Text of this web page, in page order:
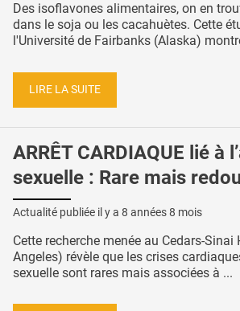
Des isoflavones alimentaires, on en
dans le soja ou les cacahuètes. Cette
l'Université de Fairbanks (Alaska)
LIRE LA SUITE
ARRÊT CARDIAQUE lié à
sexuelle : Rare mais
Actualité publiée il y a 8 années 8 mois
Cette recherche menée au Cedars-
Angeles) révèle que les crises
sexuelle sont rares mais associées à ...